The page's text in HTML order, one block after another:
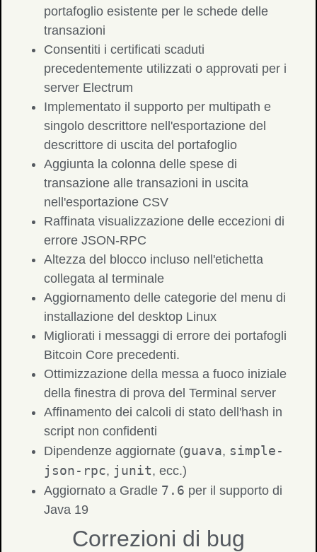
portafoglio esistente per le schede delle
transazioni
Consentiti i certificati scaduti
precedentemente utilizzati o approvati per i
server Electrum
Implementato il supporto per multipath e
singolo descrittore nell'esportazione del
descrittore di uscita del portafoglio
Aggiunta la colonna delle spese di
transazione alle transazioni in uscita
nell'esportazione CSV
Raffinata visualizzazione delle eccezioni di
errore JSON-RPC
Altezza del blocco incluso nell'etichetta
collegata al terminale
Aggiornamento delle categorie del menu di
installazione del desktop Linux
Migliorati i messaggi di errore dei portafogli
Bitcoin Core precedenti.
Ottimizzazione della messa a fuoco iniziale
della finestra di prova del Terminal server
Affinamento dei calcoli di stato dell'hash in
script non confidenti
Dipendenze aggiornate (guava, simple-
json-rpc, junit, ecc.)
Aggiornato a Gradle 7.6 per il supporto di
Java 19
Correzioni di bug